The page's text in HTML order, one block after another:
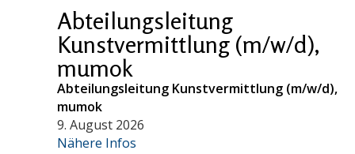
Abteilungsleitung
Kunstvermittlung (m/w/d),
mumok
Abteilungsleitung Kunstvermittlung (m/w/d),
mumok
9. August 2026
Nähere Infos